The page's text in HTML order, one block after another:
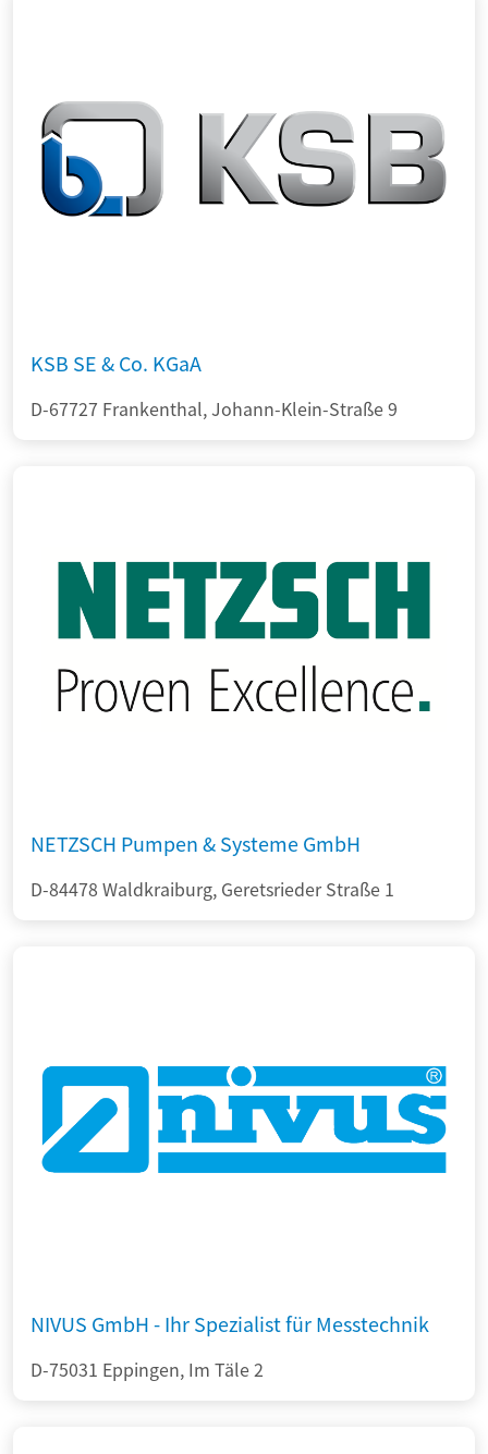
KSB SE & Co. KGaA
D-67727 Frankenthal, Johann-Klein-Straße 9
NETZSCH Pumpen & Systeme GmbH
D-84478 Waldkraiburg, Geretsrieder Straße 1
NIVUS GmbH - Ihr Spezialist für Messtechnik
D-75031 Eppingen, Im Täle 2